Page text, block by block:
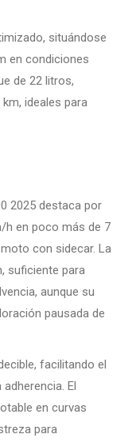
situándose
en condiciones
de 22 litros,
ideales para
2025 destaca por
h en poco más de 7
con sidecar. La
suficiente para
aunque su
pausada de
facilitando el
El
en curvas
para